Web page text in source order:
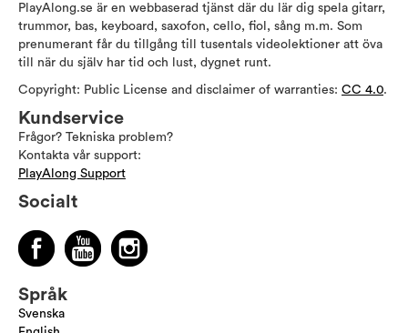
PlayAlong.se är en webbaserad tjänst där du lär dig spela gitarr,
trummor, bas, keyboard, saxofon, cello, fiol, sång m.m. Som
prenumerant får du tillgång till tusentals videolektioner att öva
till när du själv har tid och lust, dygnet runt.
Copyright: Public License and disclaimer of warranties: CC 4.0.
Kundservice
Frågor? Tekniska problem?
Kontakta vår support:
PlayAlong Support
Socialt
Språk
Svenska